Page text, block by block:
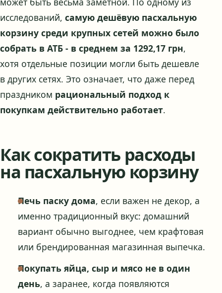
исследований, самую дешёвую пасхальную
корзину среди крупных сетей можно было
собрать в АТБ - в среднем за 1292,17 грн,
хотя отдельные позиции могли быть дешевле
в других сетях. Это означает, что даже перед
праздником рациональный подход к
покупкам действительно работает.
Как сократить расходы
на пасхальную корзину
Печь паску дома, если важен не декор, а
именно традиционный вкус: домашний
вариант обычно выгоднее, чем крафтовая
или брендированная магазинная выпечка.
Покупать яйца, сыр и мясо не в один
день, а заранее, когда появляются